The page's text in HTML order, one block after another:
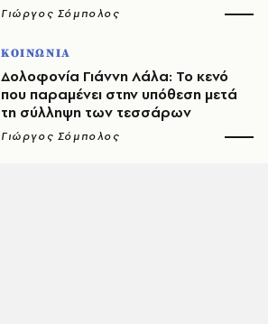
Γιώργος Σόμπολος
ΚΟΙΝΩΝΙΑ
Δολοφονία Γιάννη Λάλα: Το κενό
που παραμένει στην υπόθεση μετά
τη σύλληψη των τεσσάρων
Γιώργος Σόμπολος